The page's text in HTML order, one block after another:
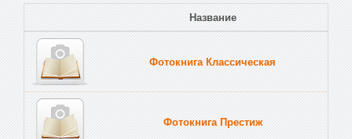
Название
Фотокнига Классическая
Фотокнига Престиж